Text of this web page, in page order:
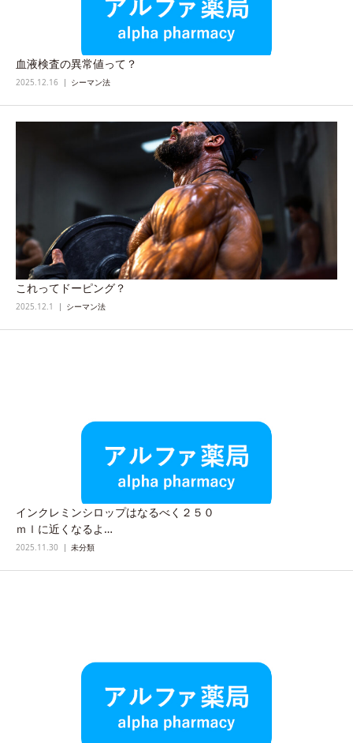
血液検査の異常値って？
2025.12.16 シーマン法
これってドーピング？
2025.12.1 シーマン法
インクレミンシロップはなるべく２５０
ｍｌに近くなるよ…
2025.11.30 未分類